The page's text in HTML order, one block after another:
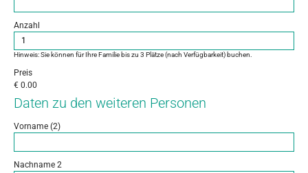
Anzahl
Hinweis: Sie können für Ihre Familie bis zu 3 Plätze (nach Verfügbarkeit) buchen.
Preis
€ 0.00
Daten zu den weiteren Personen
Vorname (2)
Nachname 2